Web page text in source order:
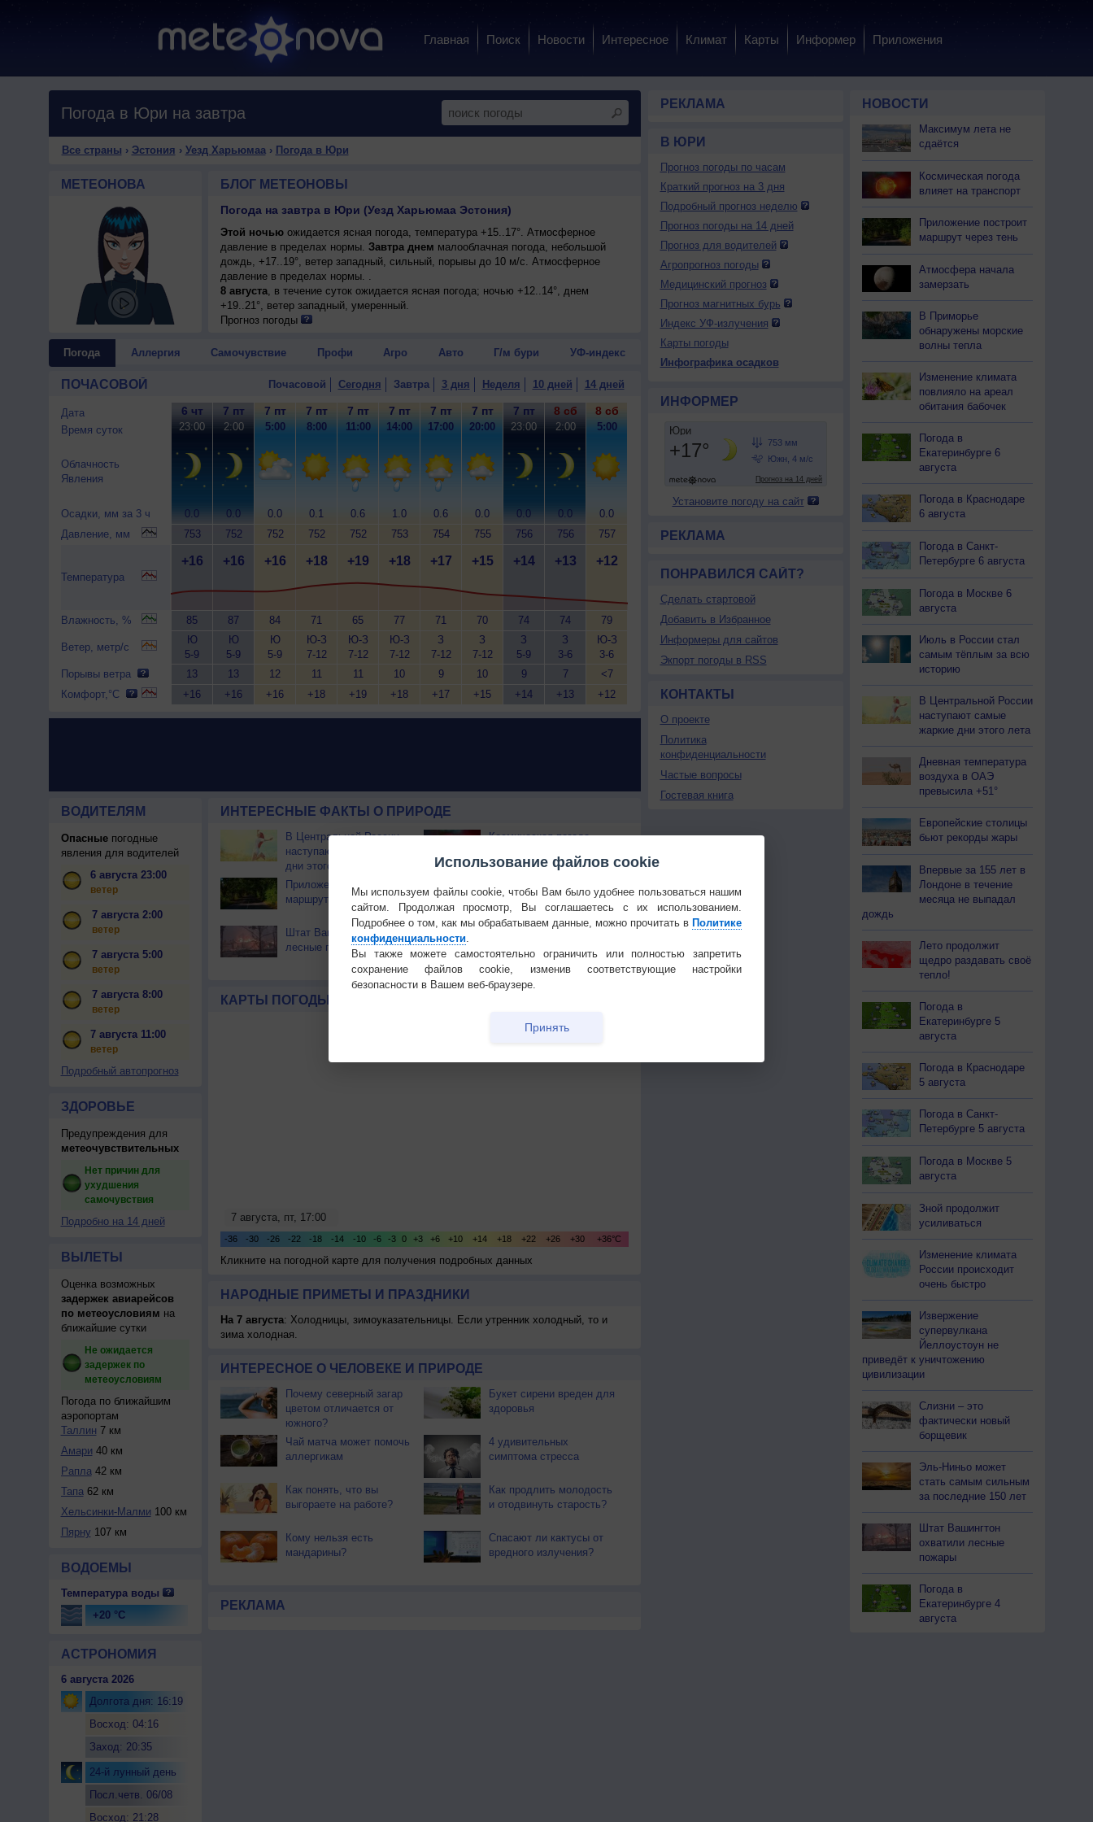
Главная Поиск Новости Интересное Климат Карты Информер Приложения
Погода в Юри на завтра
Все страны › Эстония › Уезд Харьюмаа› Погода в Юри
МЕТЕОНОВА БЛОГ МЕТЕОНОВЫ
Погода на завтра в Юри (Уезд Харьюмаа Эстония)
Этой ночьюожидается ясная погода, температура +15..17°. Атмосферное
давление в пределах нормы. Завтра днем малооблачная погода, небольшой
дождь, +17..19°, ветер западный, сильный, порывы до 10 м/с. Атмосферное
давление в пределах нормы. .
8 августа, в течение суток ожидается ясная погода; ночью +12..14°, днем
+19..21°, ветер западный, умеренный.
Прогноз погоды
Погода Аллергия Самочувствие Профи Агро Авто Г/м бури УФ-индекс
ПОЧАСОВОЙ Почасовой Сегодня Завтра 3 дня Неделя 10 дней 14 дней
Дата
Время суток
Облачность
Явления
Осадки, мм за 3 ч
Давление, мм
Температура
Влажность, %
Ветер, метр/с
Порывы ветра
Комфорт,°C
6 чт
23:00
0.0
753
+16
85
Ю
5-9
13
+16
7 пт
2:00
0.0
752
+16
87
Ю
5-9
13
+16
7 пт
5:00
0.0
752
+16
84
Ю
5-9
12
+16
7 пт
8:00
0.1
752
+18
71
Ю-З
7-12
11
+18
7 пт
11:00
0.6
752
+19
65
Ю-З
7-12
11
+19
7 пт
14:00
1.0
753
+18
77
Ю-З
7-12
10
+18
7 пт
17:00
0.6
754
+17
71
З
7-12
9
+17
7 пт
20:00
0.0
755
+15
70
З
7-12
10
+15
7 пт
23:00
0.0
756
+14
74
З
5-9
9
+14
8 сб
2:00
0.0
756
+13
74
З
3-6
7
+13
8 сб
5:00
0.0
757
+12
79
Ю-З
3-6
<7
+12
ВОДИТЕЛЯМ
Опасныепогодные
явления для водителей
6 августа 23:00
ветер
7 августа 2:00
ветер
7 августа 5:00
ветер
7 августа 8:00
ветер
7 августа 11:00
ветер
Подробный автопрогноз
ЗДОРОВЬЕ
Предупреждения для
метеочувствительных
Нет причин для
ухудшения
самочувствия
Подробно на 14 дней
ВЫЛЕТЫ
Оценка возможных
задержек авиарейсов
по метеоусловиям на
ближайшие сутки
Не ожидается
задержек по
метеоусловиям
Погода по ближайшим
аэропортам
Таллин 7 км
Амари 40 км
Рапла42 км
Тапа62 км
Хельсинки-Малми 100 км
Пярну 107 км
ВОДОЕМЫ
Температура воды
+20 °C
АСТРОНОМИЯ
6 августа 2026
Долгота дня: 16:19
Восход: 04:16
Заход: 20:35
24-й лунный день
Посл.четв. 06/08
Восход: 21:28
ИНТЕРЕСНЫЕ ФАКТЫ О ПРИРОДЕ
В Центральной России
наступают самые жаркие
дни этого лета
Космическая погода
Приложение построит
маршрут через тень
В Приморье обнаружены
морские волны тепла
Штат Вашингтон охватили
лесные пожары
КАРТЫ ПОГОДЫ
Кликните на погодной карте для получения подробных данных
НАРОДНЫЕ ПРИМЕТЫ И ПРАЗДНИКИ
На 7 августа: Холодницы, зимоуказательницы. Если утренник холодный, то и
зима холодная.
ИНТЕРЕСНОЕ О ЧЕЛОВЕКЕ И ПРИРОДЕ
Почему северный загар
цветом отличается от
южного?
Букет сирени вреден для
здоровья
Чай матча может помочь
аллергикам
4 удивительных
симптома стресса
Как понять, что вы
выгораете на работе?
Как продлить молодость
и отодвинуть старость?
Кому нельзя есть
мандарины?
Спасают ли кактусы от
вредного излучения?
РЕКЛАМА
РЕКЛАМА
В ЮРИ
Прогноз погоды по часам
Краткий прогноз на 3 дня
Подробный прогноз неделю
Прогноз погоды на 14 дней
Прогноз для водителей
Агропрогноз погоды
Медицинский прогноз
Прогноз магнитных бурь
Индекс УФ-излучения
Карты погоды
Инфографика осадков
ИНФОРМЕР
Установите погоду на сайт
РЕКЛАМА
ПОНРАВИЛСЯ САЙТ?
Сделать стартовой
Добавить в Избранное
Информеры для сайтов
Экпорт погоды в RSS
КОНТАКТЫ
О проекте
Политика
конфиденциальности
Частые вопросы
Гостевая книга
НОВОСТИ
Максимум лета не
сдаётся
Космическая погода
влияет на транспорт
Приложение построит
маршрут через тень
Атмосфера начала
замерзать
В Приморье
обнаружены морские
волны тепла
Изменение климата
повлияло на ареал
обитания бабочек
Погода в
Екатеринбурге 6
августа
Погода в Краснодаре
6 августа
Погода в Санкт-
Петербурге 6 августа
Погода в Москве 6
августа
Июль в России стал
самым тёплым за всю
историю
В Центральной России
наступают самые
жаркие дни этого лета
Дневная температура
воздуха в ОАЭ
превысила +51°
Европейские столицы
бьют рекорды жары
Впервые за 155 лет в
Лондоне в течение
месяца не выпадал
дождь
Лето продолжит
щедро раздавать своё
тепло!
Погода в
Екатеринбурге 5
августа
Погода в Краснодаре
5 августа
Погода в Санкт-
Петербурге 5 августа
Погода в Москве 5
августа
Зной продолжит
усиливаться
Изменение климата
России происходит
очень быстро
Извержение
супервулкана
Йеллоустоун не
приведёт к уничтожению
цивилизации
Слизни – это
фактически новый
борщевик
Эль-Ниньо может
стать самым сильным
за последние 150 лет
Штат Вашингтон
охватили лесные
пожары
Погода в
Екатеринбурге 4
августа
Использование файлов cookie
Мы используем файлы cookie, чтобы Вам было удобнее пользоваться нашим
сайтом. Продолжая просмотр, Вы соглашаетесь с их использованием.
Подробнее о том, как мы обрабатываем данные, можно прочитать в Политике
конфиденциальности
Вы также можете самостоятельно ограничить или полностью запретить
сохранение файлов cookie, изменив соответствующие настройки
безопасности в Вашем веб-браузере.
Принять